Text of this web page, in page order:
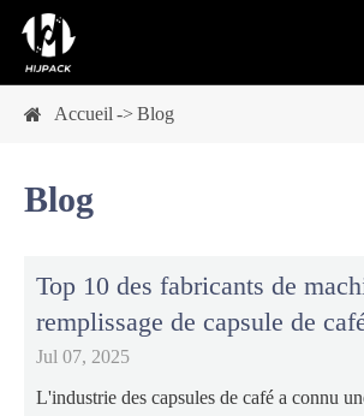
Accueil Blog
Blog
Top 10 des fabricants de
remplissage de capsule de
Jul 07, 2025
L'industrie des capsules de café a connu